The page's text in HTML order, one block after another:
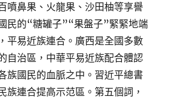
噴鼻果、火龍果、沙田柚等享譽
民的“糖罐子”“果盤子”緊緊地端
平易近族連合。廣西是全國多數
自治區，中華平易近族配合體認
族國民的血脈之中。習近平總書
族連合提高示范區。第五個詞，